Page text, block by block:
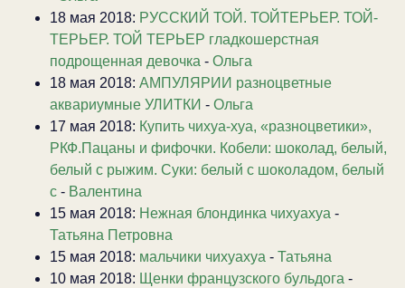
18 мая 2018: РУССКИЙ ТОЙ. ТОЙТЕРЬЕР. ТОЙ-
ТЕРЬЕР. ТОЙ ТЕРЬЕР гладкошерстная
подрощенная девочка - Ольга
18 мая 2018: АМПУЛЯРИИ разноцветные
аквариумные УЛИТКИ - Ольга
17 мая 2018: Купить чихуа-хуа, «разноцветики»,
РКФ.Пацаны и фифочки. Кобели: шоколад, белый,
белый с рыжим. Суки: белый с шоколадом, белый
с - Валентина
15 мая 2018: Нежная блондинка чихуахуа -
Татьяна Петровна
15 мая 2018: мальчики чихуахуа - Татьяна
10 мая 2018: Щенки французского бульдога -